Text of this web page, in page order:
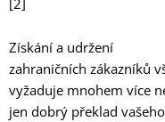
Získání a udržení
zahraničních zákazníků
vyžaduje mnohem více
jen dobrý překlad vašeho